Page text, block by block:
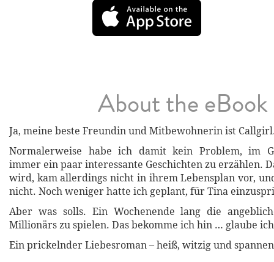
About the eBook
Ja, meine beste Freundin und Mitbewohnerin ist
Normalerweise habe ich damit kein Problem, im
immer ein paar interessante Geschichten zu erzählen.
wird, kam allerdings nicht in ihrem Lebensplan vor,
nicht. Noch weniger hatte ich geplant, für Tina
Aber was solls. Ein Wochenende lang die
Millionärs zu spielen. Das bekomme ich hin … glaube
Ein prickelnder Liebesroman – heiß, witzig und